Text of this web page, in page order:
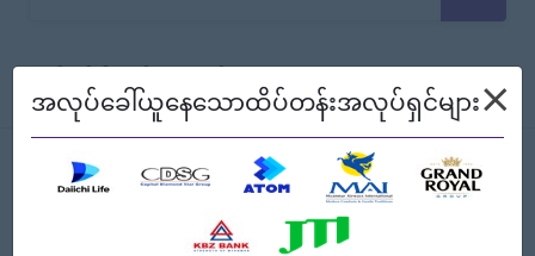
သော အလုပ်မရှိသေးပါ။
စစ်ရန် စဉ်၍ကြည့်မည်
Jobs
အလုပ်ခေါ်ယူနေသောထိပ်တန်းအလုပ်ရှင်များ×